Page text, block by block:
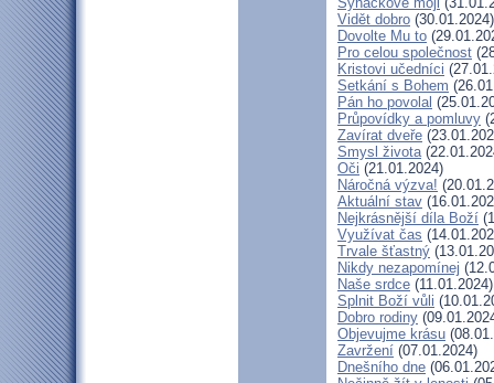
Vidět dobro (30.01.2024)
Dovolte Mu to
Pro celou společnost
Kristovi učedníci
Setkání s Bohem
Pán ho povolal
Průpovídky a pomluvy
Zavírat dveře
Smysl života
Oči (21.01.2024)
Náročná výzva!
Aktuální stav
Nejkrásnější díla Boží
Využívat čas
Trvale šťastný
Nikdy nezapomínej
Naše srdce (11.01.2024)
Splnit Boží vůli
Dobro rodiny
Objevujme krásu
Zavržení (07.01.2024)
Dnešního dne